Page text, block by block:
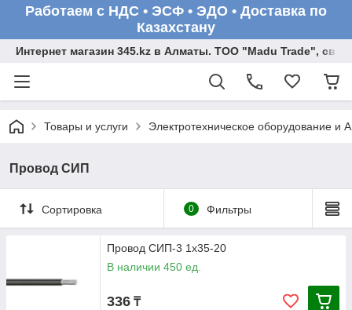
Работаем с НДС • ЭСФ • ЭДО • Доставка по
Казахстану
Интернет магазин 345.kz в Алматы. ТОО "Madu Trade",
Товары и услуги Электротехническое оборудование и
Провод СИП
Сортировка 0 Фильтры
Провод СИП-3 1х35-20
В наличии 450 ед.
336 ₸